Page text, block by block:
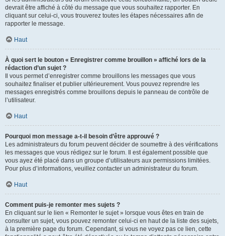
devrait être affiché à côté du message que vous souhaitez rapporter. En
cliquant sur celui-ci, vous trouverez toutes les étapes nécessaires afin de
rapporter le message.
Haut
À quoi sert le bouton « Enregistrer comme brouillon » affiché lors de la
rédaction d’un sujet ?
Il vous permet d’enregistrer comme brouillons les messages que vous
souhaitez finaliser et publier ultérieurement. Vous pouvez reprendre les
messages enregistrés comme brouillons depuis le panneau de contrôle de
l’utilisateur.
Haut
Pourquoi mon message a-t-il besoin d’être approuvé ?
Les administrateurs du forum peuvent décider de soumettre à des vérifications
les messages que vous rédigez sur le forum. Il est également possible que
vous ayez été placé dans un groupe d’utilisateurs aux permissions limitées.
Pour plus d’informations, veuillez contacter un administrateur du forum.
Haut
Comment puis-je remonter mes sujets ?
En cliquant sur le lien « Remonter le sujet » lorsque vous êtes en train de
consulter un sujet, vous pouvez remonter celui-ci en haut de la liste des sujets,
à la première page du forum. Cependant, si vous ne voyez pas ce lien, cette